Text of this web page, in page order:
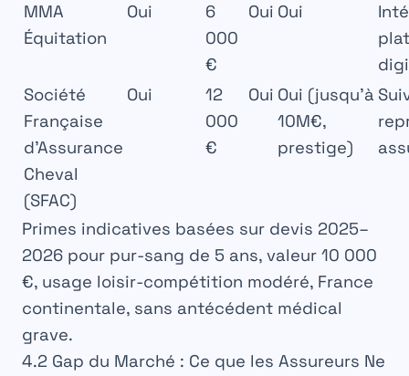
MMA
Équitation
Oui
6
000
€
Oui Oui
Société
Française
d’Assurance
Cheval
(SFAC)
Oui
12
000
€
Oui Oui (jusqu’à
10M€,
prestige)
Primes indicatives basées sur devis 2025–
2026 pour pur-sang de 5 ans, valeur 10 000
€, usage loisir-compétition modéré, France
continentale, sans antécédent médical
grave.
4.2 Gap du Marché : Ce que les Assureurs Ne